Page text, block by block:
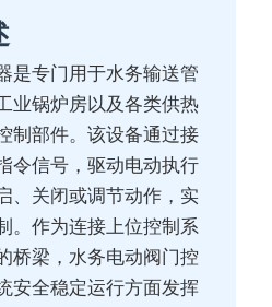
是专门用于水务输送管
业锅炉房以及各类供热
制部件。该设备通过接
令信号，驱动电动执行
、关闭或调节动作，实
。作为连接上位控制系
桥梁，水务电动阀门控
安全稳定运行方面发挥